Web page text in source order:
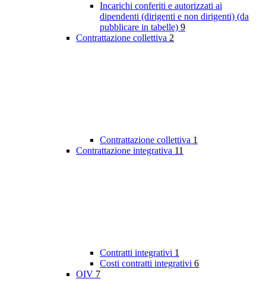
Incarichi conferiti e autorizzati ai
dipendenti (dirigenti e non dirigenti) (da
pubblicare in tabelle) 9
Contrattazione collettiva 2
Contrattazione collettiva 1
Contrattazione integrativa 11
Contratti integrativi 1
Costi contratti integrativi 6
OIV 7